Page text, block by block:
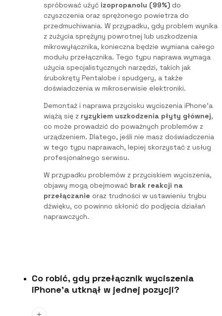
spróbować użyć izopropanolu (99%) do
czyszczenia oraz sprężonego powietrza do
przedmuchiwania. W przypadku, gdy problem wynika
z zużycia sprężyny powrotnej lub uszkodzenia
mikrowyłącznika, konieczna będzie wymiana całego
modułu przełącznika. Tego typu naprawa wymaga
użycia specjalistycznych narzędzi, takich jak
śrubokręty Pentalobe i spudgery, a także
doświadczenia w mikroserwisie elektroniki.
Demontaż i naprawa przycisku wyciszenia iPhone’a
wiążą się z ryzykiem uszkodzenia płyty głównej,
co może prowadzić do poważnych problemów z
urządzeniem. Dlatego, jeśli nie masz doświadczenia
w tego typu naprawach, lepiej skorzystać z usług
profesjonalnego serwisu.
W przypadku problemów z przyciskiem wyciszenia,
objawy mogą obejmować brak reakcji na
przełączanie oraz trudności w ustawieniu trybu
dźwięku, co powinno skłonić do podjęcia działań
naprawczych.
Co robić, gdy przełącznik wyciszenia
iPhone'a utknął w jednej pozycji?